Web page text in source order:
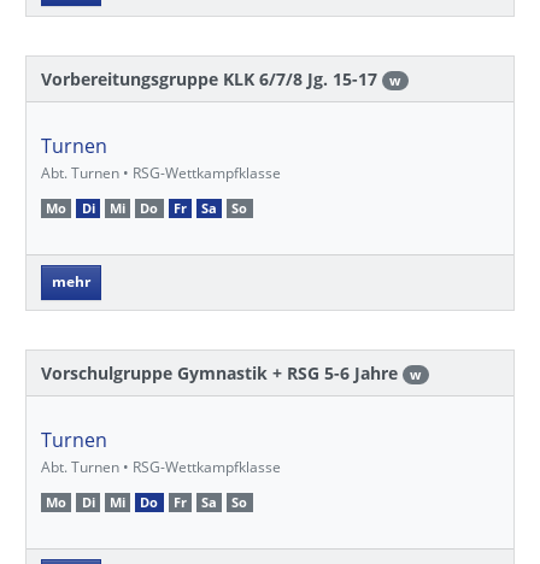
Vorbereitungsgruppe KLK 6/7/8 Jg. 15-17 w
Turnen
Abt. Turnen • RSG-Wettkampfklasse
Mo Di Mi Do Fr Sa So
mehr
Vorschulgruppe Gymnastik + RSG 5-6 Jahre w
Turnen
Abt. Turnen • RSG-Wettkampfklasse
Mo Di Mi Do Fr Sa So